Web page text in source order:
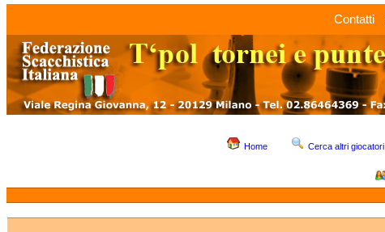
Contatti
Home Cerca altri giocatori